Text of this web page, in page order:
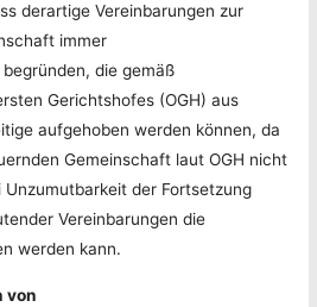
derartige Vereinbarungen zur
immer
die gemäß
Gerichtshofes (OGH) aus
aufgehoben werden können, da
Gemeinschaft laut OGH nicht
der Fortsetzung
Vereinbarungen die
werden kann.
von